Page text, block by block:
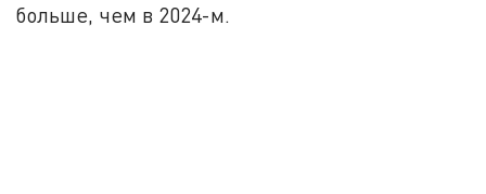
больше, чем в 2024-м.